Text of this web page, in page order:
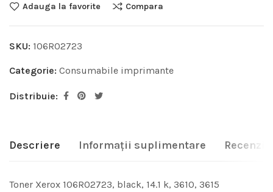
Adauga la favorite Compara
SKU: 106R02723
Categorie: Consumabile imprimante
Distribuie:
Descriere Informații suplimentare Recenzii
Toner Xerox 106R02723, black, 14.1 k, 3610, 3615